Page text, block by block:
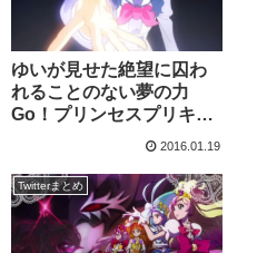
ゆいが見せた絶望に囚わ
れることのない夢の力
Go！プリンセスプリキュ
ア 第48話感想まとめ
2016.01.19
Twitterまとめ